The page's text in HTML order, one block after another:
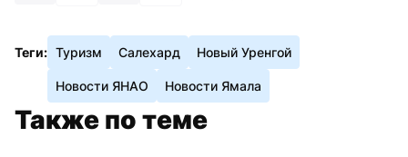
Теги: Туризм Салехард Новый Уренгой
Новости ЯНАО Новости Ямала
Также по теме